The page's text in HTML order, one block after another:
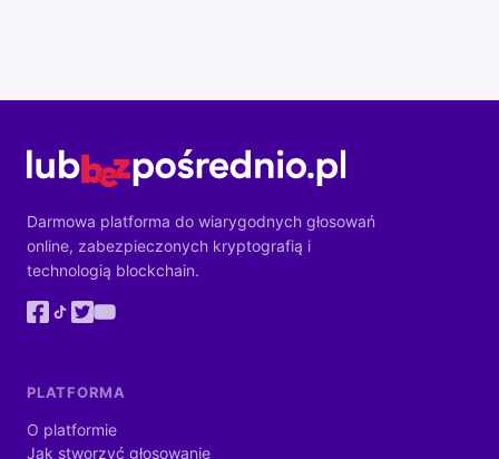
Darmowa platforma do wiarygodnych głosowań
online, zabezpieczonych kryptografią i
technologią blockchain.
PLATFORMA
O platformie
Jak stworzyć głosowanie